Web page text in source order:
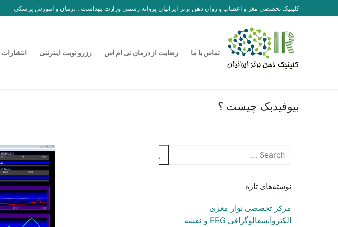
به
کلینیک تخصصی مغز و اعصاب و روان ذهن برتر ایرانیان پروانه رسمی وزارت بهداشت , درمان و آموزش پزشکی
انتشارات رزرو نوبت اینترنتی رضایت از درمان تی ام اس تماس با ما
بیوفیدبک چیست ؟
جستجو
نوشته‌های تازه
مرکز تخصصی نوار مغزی
الکتروآنسفالوگرافی EEG و نقشه